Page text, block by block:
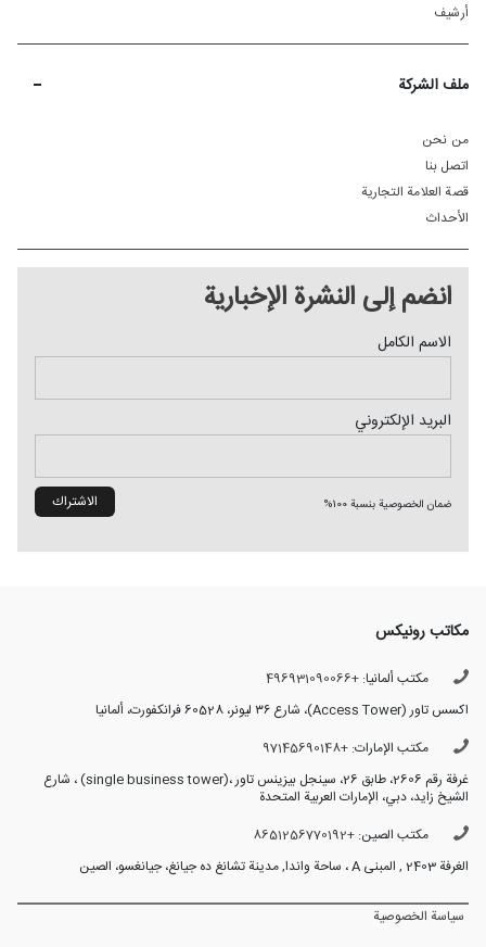
أرشيف
ملف الشركة -
من نحن
اتصل بنا
قصة العلامة التجارية
الأحداث
انضم إلی النشرة الإخباریة
الاسم الكامل
البريد الإلکتروني
ضمان الخصوصية بنسبة 100%
مكاتب رونیکس
مكتب ألمانيا: +496931090066
اکسس تاور (Access Tower)، شارع ٣٦ لیونر، 60528 فرانکفورت، ألمانيا
مكتب الإمارات: +97145690148
غرفة رقم 2606، طابق 26، سینجل بیزینس تاور ،(single business tower) ، شارع
الشيخ زايد، دبي، الإمارات العربية المتحدة
مكتب الصين: +8651256770192
الغرفة 2403 , المبنى A ، ساحة واندا, مدينة تشانغ ده جيانغ، جيانغسو، الصين
سياسة الخصوصية